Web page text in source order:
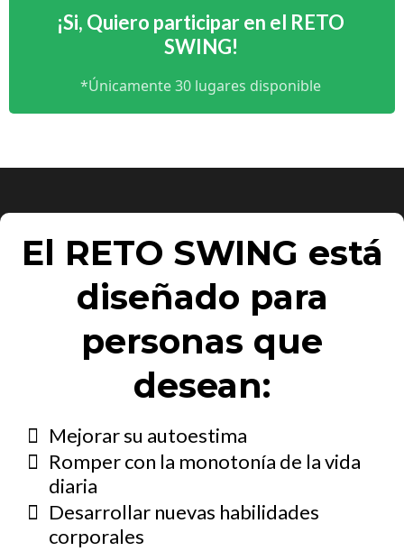
¡Si, Quiero participar en el RETO
SWING!
*Únicamente 30 lugares disponible
El RETO SWING está
diseñado para
personas que
desean:
Mejorar su autoestima
Romper con la monotonía de la vida
diaria
Desarrollar nuevas habilidades
corporales